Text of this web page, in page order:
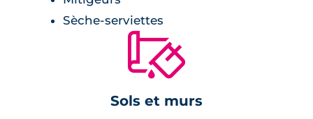
Sèche-serviettes
🔨
Sols et murs